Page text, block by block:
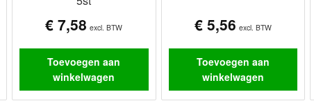
€ 7,58 excl. BTW
Toevoegen aan
winkelwagen
€5,56 excl. BTW
Toevoegen aan
winkelwagen